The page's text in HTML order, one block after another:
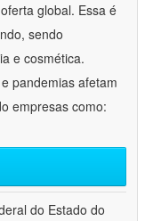
global. Essa é
sendo
e cosmética.
pandemias afetam
empresas como:
do Estado do